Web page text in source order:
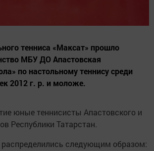
тенниса «Максат» прошло
МБУ ДО Апастовская
по настольному теннису среди
2012 г. р. и моложе.
юные теннисисты Апастовского и
Республики Татарстан.
следующим образом: